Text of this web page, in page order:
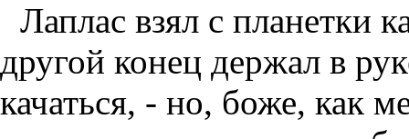
Лаплас взял с планетки
другой конец держал в
качаться, - но, боже, как